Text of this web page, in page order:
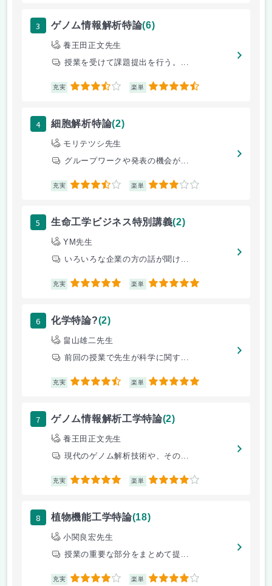
3 ゲノム情報解析特論(6)
養王田正文先生
授業を受けて課題提出を行う。...
充実 3.5 楽単 4.5
4 細胞解析特論(2)
モリテツシ先生
グループワークや発表の機会が...
充実 3.5 楽単 3
5 生命工学ビジネス特別講義(2)
YM先生
いろいろな企業の方の話が聞け...
充実 5 楽単 5
6 化学特論?(2)
畠山雄二先生
前回の授業で先生が科学に関す...
充実 4.5 楽単 5
7 ゲノム情報解析工学特論(2)
養王田正文先生
現代のゲノム解析技術や、その...
充実 5 楽単 4
8 植物機能工学特論(18)
小関良宏先生
授業の重要な部分をまとめて提...
充実 4 楽単 4